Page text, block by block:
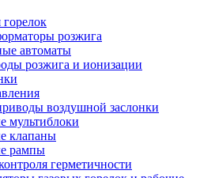
горелок
розжига
автоматы
розжига и ионизации
воздушной заслонки
мультиблоки
клапаны
рампы
герметичности